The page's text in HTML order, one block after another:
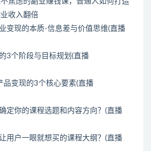
收入翻倍
变现的本质-信息差与价值思维(直播
3个阶段与目标规划(直播
品变现的3个核心要素(直播
定你的课程选题和内容方向？(直播
用户一眼就想买的课程大纲？(直播